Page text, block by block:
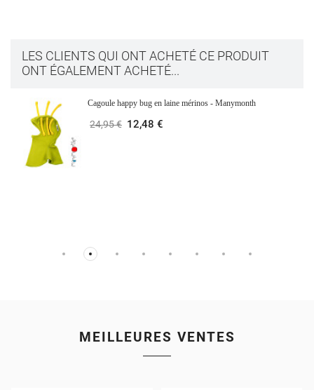
LES CLIENTS QUI ONT ACHETÉ CE PRODUIT
ONT ÉGALEMENT ACHETÉ...
Cagoule happy bug en laine mérinos - Manymonth
24,95 € 12,48 €
MEILLEURES VENTES